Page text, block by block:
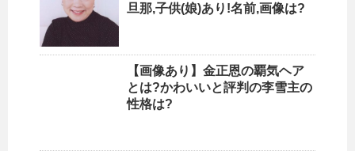
旦那,子供(娘)あり!名前,画像は?
【画像あり】金正恩の覇気ヘア
とは?かわいいと評判の李雪主の
性格は?